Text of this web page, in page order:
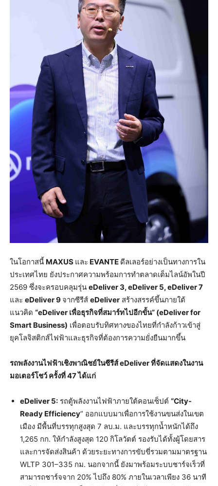
ในโอกาสนี้ MAXUS และ EVANTE ดีลเลอร์อย่างเป็นทางการใน
ประเทศไทย ยังประกาศความพร้อมการทำตลาดเต็มไลน์อัพในปี
2569 ซึ่งจะครอบคลุมรุ่น eDeliver 3, eDeliver 5, eDeliver 7
และ eDeliver 9 จากซีรีส์ eDeliver สร้างสรรค์ขึ้นภายใต้
แนวคิด “eDeliver เพื่อธุรกิจที่สมาร์ทไปอีกขั้น” (eDeliver for
Smart Business) เพื่อตอบรับทิศทางของไทยที่กำลังก้าวเข้าสู่
ยุคโลจิสติกส์ไฟฟ้าและธุรกิจที่ต้องการความยั่งยืนมากขึ้น
รถพลังงานไฟฟ้าเชิงพาณิชย์ในซีรีส์eDeliver ที่จัดแสดงในงาน
มอเตอร์โชว์ ครั้งที่47ได้แก่
eDeliver 5: รถตู้พลังงานไฟฟ้าภายใต้คอนเซ็ปต์ “City-
Ready Efficiency” ออกแบบมาเพื่อการใช้งานขนส่งในเขต
เมือง มีพื้นที่บรรทุกสูงสุด 7 ลบ.ม. และบรรทุกน้ำหนักได้ถึง
1,265 กก. ให้กำลังสูงสุด 120 กิโลวัตต์ รองรับได้ทั้งผู้โดยสาร
และการจัดส่งสินค้า ด้วยระยะทางการขับขี่รวมตามมาตรฐาน
WLTP 301–335 กม. นอกจากนี้ ยังมาพร้อมระบบชาร์จเร็วที่
สามารถชาร์จจาก 20% ไปถึง 80% ภายในเวลาเพียง 36 นาที